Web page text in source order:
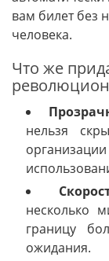
вам билет без
человека.
Что же
нельзя
несколько
границу
ожидания.